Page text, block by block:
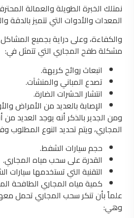
نمتلك الخبرة الطويلة والعمالة
المعدات والأدوات التي تتميز بالدقة
والكفاءة، وعلى دراية بجميع المشاكل
مشكلة طفح المجاري التي تتمثل في:
انبعاث روائح كريهة.
تصدع المباني والمنشآت.
انتشار الحشرات الضارة.
الإصابة بالعديد من الأمراض
ومن الجدير بالذكر أنه يوجد العديد من
المجاري، ويتم تحديد النوع المطلوب
حجم سيارات الشفط.
القدرة على سحب مياه المجاري.
التقنية التي تستخدمها سيارات
كمية مياه المجاري الطافحة
علماً بأن تنكر سحب المجاري تحمل
وهي: